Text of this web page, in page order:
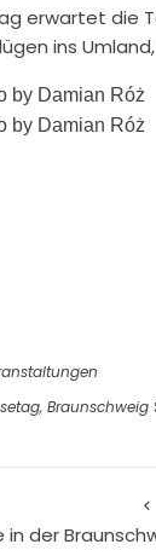
erwartet die
ins
by Damian Róż
by Damian Róż
, Braunschweig
der